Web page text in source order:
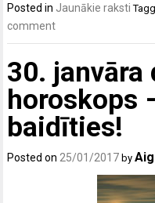
Posted in Jaunākie raksti
comment
30. janvāra
horoskops
baidīties!
Posted on 25/01/2017 by